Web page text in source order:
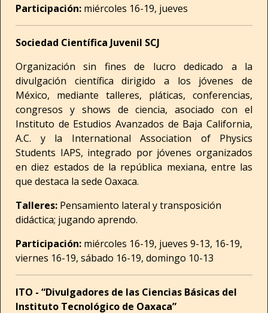
Participación: miércoles 16-19, jueves
Sociedad Científica Juvenil SCJ
Organización sin fines de lucro dedicado a la
divulgación científica dirigido a los jóvenes de
México, mediante talleres, pláticas, conferencias,
congresos y shows de ciencia, asociado con el
Instituto de Estudios Avanzados de Baja California,
A.C. y la International Association of Physics
Students IAPS, integrado por jóvenes organizados
en diez estados de la república mexiana, entre las
que destaca la sede Oaxaca.
Talleres: Pensamiento lateral y transposición
didáctica; jugando aprendo.
Participación: miércoles 16-19, jueves 9-13, 16-19,
viernes 16-19, sábado 16-19, domingo 10-13
ITO - “Divulgadores de las Ciencias Básicas del
Instituto Tecnológico de Oaxaca”